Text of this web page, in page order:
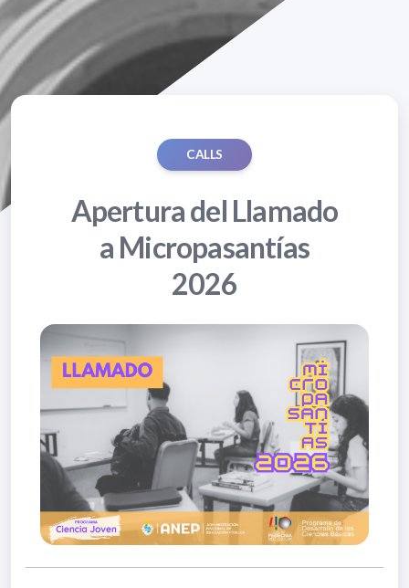
CALLS
Apertura del Llamado
a Micropasantías
2026